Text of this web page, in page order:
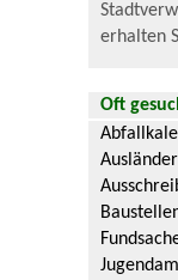
erhalten
Oft